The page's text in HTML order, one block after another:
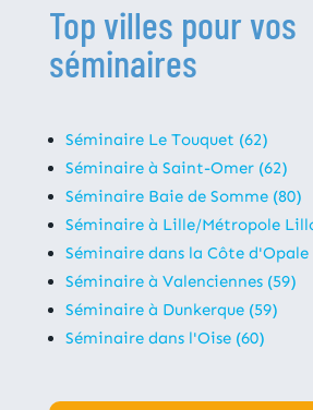
Top villes pour vos
séminaires
Séminaire Le Touquet (62)
Séminaire à Saint-Omer (62)
Séminaire Baie de Somme (80)
Séminaire à Lille/Métropole
Séminaire dans la Côte d'Opale
Séminaire à Valenciennes (59)
Séminaire à Dunkerque (59)
Séminaire dans l'Oise (60)